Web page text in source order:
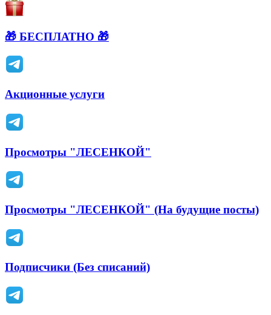
🎁 БЕСПЛАТНО 🎁
Акционные услуги
Просмотры "ЛЕСЕНКОЙ"
Просмотры "ЛЕСЕНКОЙ" (На будущие посты)
Подписчики (Без списаний)